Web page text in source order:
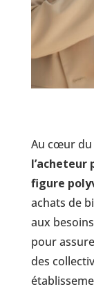
Au cœur du
l’acheteur
figure
achats de
aux
pour
des